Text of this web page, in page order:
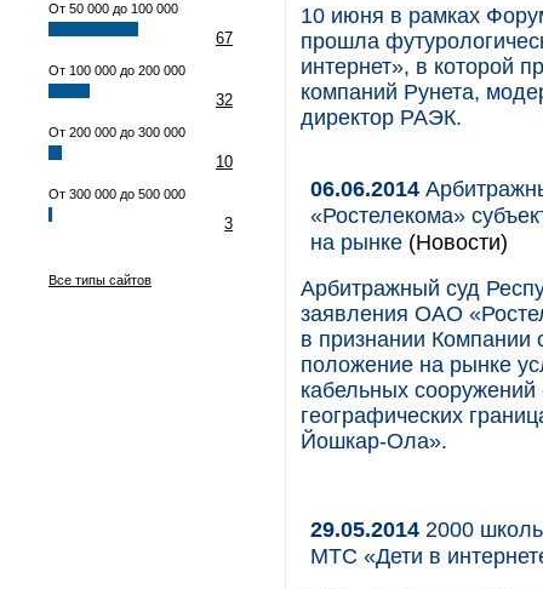
От 50 000 до 100 000
67
От 100 000 до 200 000
32
От 200 000 до 300 000
10
От 300 000 до 500 000
3
Все типы сайтов
10 июня в рамках
прошла
интернет», в которой
компаний Рунета,
директор РАЭК.
06.06.2014
«Ростелекома»
на рынке (Новости)
Арбитражный суд
заявления ОАО
в признании
положение на рынке
кабельных
географических
Йошкар-Ола».
29.05.2014 2000
МТС «Дети в